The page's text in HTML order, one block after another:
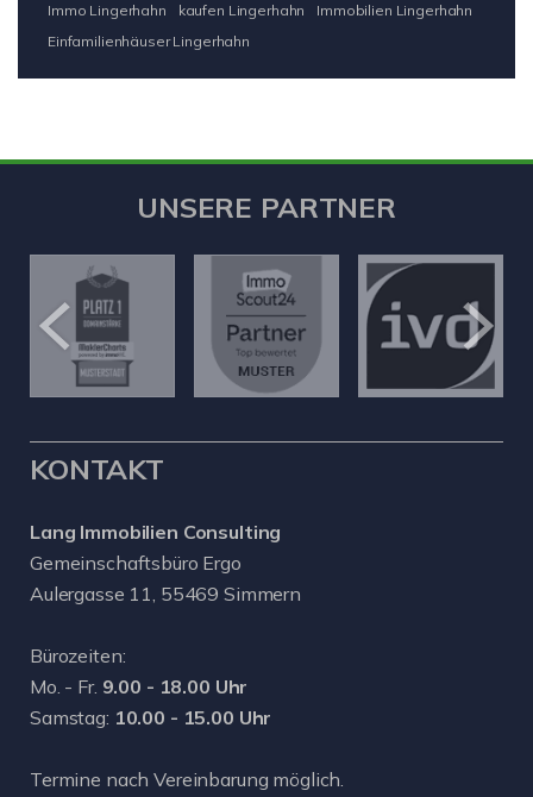
Immo Lingerhahn
kaufen Lingerhahn
Immobilien Lingerhahn
Einfamilienhäuser Lingerhahn
UNSERE PARTNER
KONTAKT
Lang Immobilien Consulting
Gemeinschaftsbüro Ergo
Aulergasse 11, 55469 Simmern
Bürozeiten:
Mo. - Fr. 9.00 - 18.00 Uhr
Samstag: 10.00 - 15.00 Uhr
Termine nach Vereinbarung möglich.